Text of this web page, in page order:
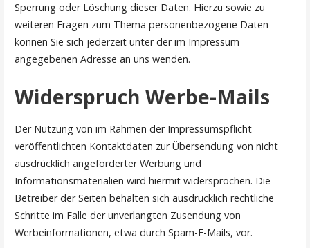
Sperrung oder Löschung dieser Daten. Hierzu sowie zu
weiteren Fragen zum Thema personenbezogene Daten
können Sie sich jederzeit unter der im Impressum
angegebenen Adresse an uns wenden.
Widerspruch Werbe-Mails
Der Nutzung von im Rahmen der Impressumspflicht
veröffentlichten Kontaktdaten zur Übersendung von nicht
ausdrücklich angeforderter Werbung und
Informationsmaterialien wird hiermit widersprochen. Die
Betreiber der Seiten behalten sich ausdrücklich rechtliche
Schritte im Falle der unverlangten Zusendung von
Werbeinformationen, etwa durch Spam-E-Mails, vor.